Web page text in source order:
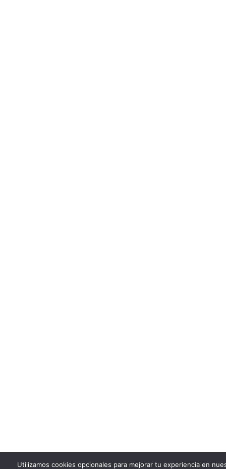
Utilizamos cookies opcionales para mejorar tu experiencia en